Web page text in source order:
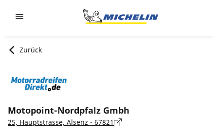
Zurück
Motopoint-Nordpfalz Gmbh
25, Hauptstrasse, Alsenz - 67821